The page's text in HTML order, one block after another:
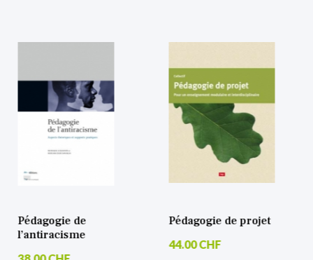
Pédagogie de
l’antiracisme
Pédagogie de projet
44.00 CHF